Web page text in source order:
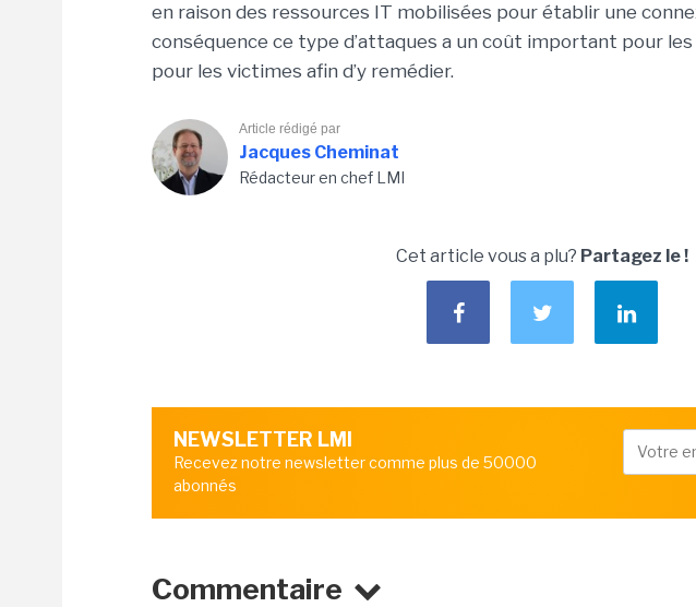
en raison des ressources IT mobilisées pour établir une
conséquence ce type d’attaques a un coût important pour
pour les victimes afin d’y remédier.
Article rédigé par
Jacques Cheminat
Rédacteur en chef LMI
Cet article vous a plu? Partagez le !
NEWSLETTER LMI
Recevez notre newsletter comme plus de 50000
abonnés
Commentaire